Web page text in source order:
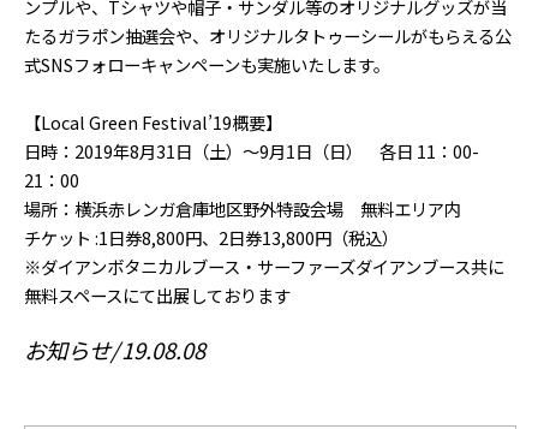
ンプルや、Tシャツや帽子・サンダル等のオリジナルグッズが当
たるガラポン抽選会や、オリジナルタトゥーシールがもらえる公
式SNSフォローキャンペーンも実施いたします。
【Local Green Festival’19概要】
日時：2019年8月31日（土）〜9月1日（日） 各日 11：00-
21：00
場所：横浜赤レンガ倉庫地区野外特設会場 無料エリア内
チケット :1日券8,800円、2日券13,800円（税込）
※ダイアンボタニカルブース・サーファーズダイアンブース共に
無料スペースにて出展しております
お知らせ 19.08.08